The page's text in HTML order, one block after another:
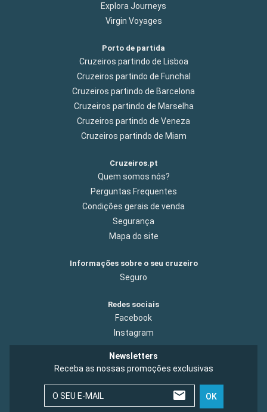
Explora Journeys
Virgin Voyages
Porto de partida
Cruzeiros partindo de Lisboa
Cruzeiros partindo de Funchal
Cruzeiros partindo de Barcelona
Cruzeiros partindo de Marselha
Cruzeiros partindo de Veneza
Cruzeiros partindo de Miam
Cruzeiros.pt
Quem somos nós?
Perguntas Frequentes
Condições gerais de venda
Segurança
Mapa do site
Informações sobre o seu cruzeiro
Seguro
Redes sociais
Facebook
Instagram
Newsletters
Receba as nossas promoções exclusivas
O SEU E-MAIL OK